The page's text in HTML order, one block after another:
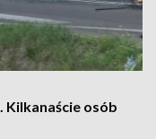
Kilkanaście osób